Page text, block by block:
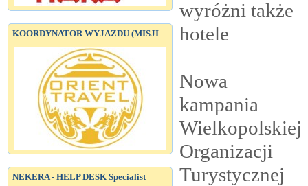
KOORDYNATOR WYJAZDU (MISJI
NEKERA - HELP DESK Specialist
wyróżni także
hotele
Nowa
kampania
Wielkopolskiej
Organizacji
Turystycznej